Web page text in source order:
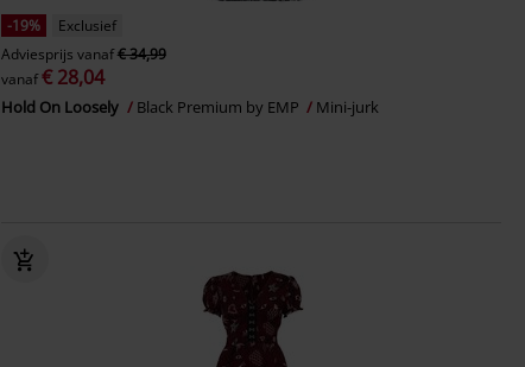
-19%
Exclusief
Adviesprijs vanaf€ 34,99
vanaf€ 28,04
Hold On Loosely Black Premium by EMP Mini-jurk